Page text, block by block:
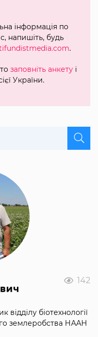
142
біотехнології
землеробства НААН
інформація по
напишіть, будь
.
заповніть анкету і
України.